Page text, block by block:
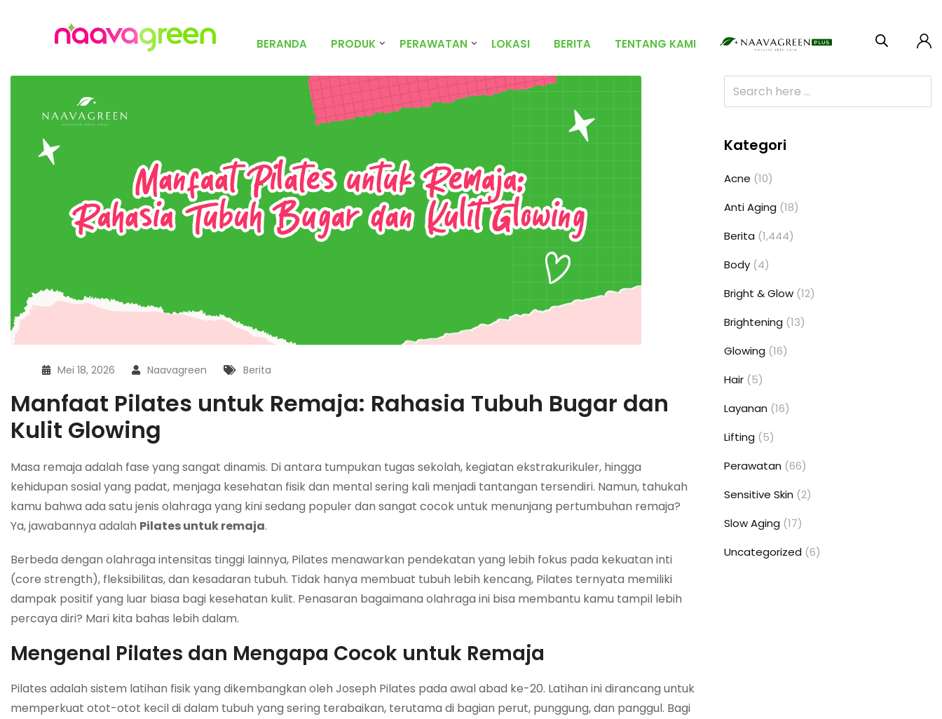
BERANDA PRODUK PERAWATAN LOKASI BERITA TENTANG KAMI
Mei 18, 2026 Naavagreen Berita
Manfaat Pilates untuk Remaja: Rahasia Tubuh Bugar dan
Kulit Glowing
Masa remaja adalah fase yang sangat dinamis. Di antara tumpukan tugas sekolah, kegiatan ekstrakurikuler, hingga
kehidupan sosial yang padat, menjaga kesehatan fisik dan mental sering kali menjadi tantangan tersendiri. Namun, tahukah
kamu bahwa ada satu jenis olahraga yang kini sedang populer dan sangat cocok untuk menunjang pertumbuhan remaja?
Ya, jawabannya adalah Pilates untuk remaja.
Berbeda dengan olahraga intensitas tinggi lainnya, Pilates menawarkan pendekatan yang lebih fokus pada kekuatan inti
(core strength), fleksibilitas, dan kesadaran tubuh. Tidak hanya membuat tubuh lebih kencang, Pilates ternyata memiliki
dampak positif yang luar biasa bagi kesehatan kulit. Penasaran bagaimana olahraga ini bisa membantu kamu tampil lebih
percaya diri? Mari kita bahas lebih dalam.
Mengenal Pilates dan Mengapa Cocok untuk Remaja
Pilates adalah sistem latihan fisik yang dikembangkan oleh Joseph Pilates pada awal abad ke-20. Latihan ini dirancang untuk
memperkuat otot-otot kecil di dalam tubuh yang sering terabaikan, terutama di bagian perut, punggung, dan panggul. Bagi
Kategori
Acne (10)
Anti Aging (18)
Berita (1,444)
Body (4)
Bright & Glow (12)
Brightening (13)
Glowing (16)
Hair (5)
Layanan (16)
Lifting (5)
Perawatan (66)
Sensitive Skin (2)
Slow Aging (17)
Uncategorized (6)